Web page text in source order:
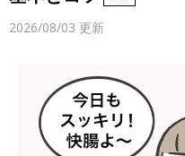
2026/08/03 更新